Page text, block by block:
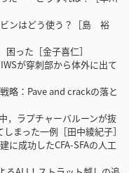
ンはどう使う？［島 裕
った［金子喜仁］
が穿刺部から体外に出て
：Pave and crackの落と
ラプチャーバルーンが抜
まった一例［田中綾紀子］
成功したCFA-SFAの人工